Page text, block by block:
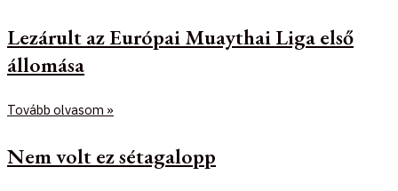
Lezárult az Európai Muaythai Liga első
állomása
Tovább olvasom »
Nem volt ez sétagalopp